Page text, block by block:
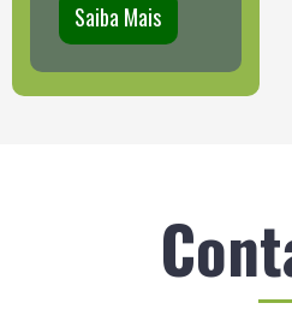
Saiba Mais